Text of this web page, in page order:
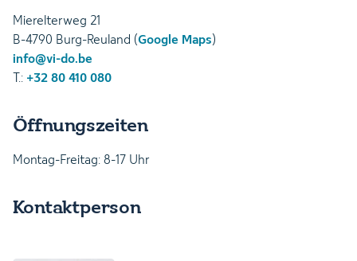
Mierelterweg 21
B-4790 Burg-Reuland (Google Maps)
info@vi-do.be
T.: +32 80 410 080
Öffnungszeiten
Montag-Freitag: 8-17 Uhr
Kontaktperson